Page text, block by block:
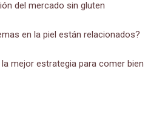
del mercado sin gluten
en la piel están relacionados?
mejor estrategia para comer bien